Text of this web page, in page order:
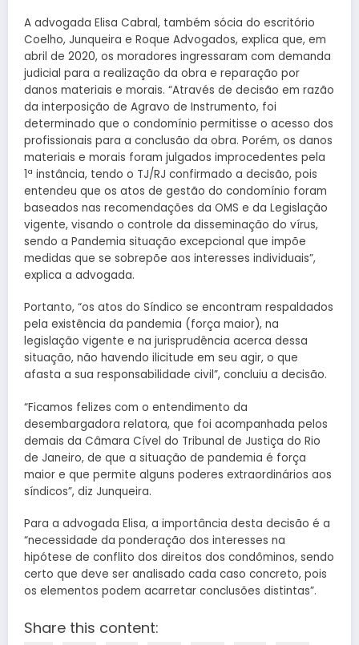
A advogada Elisa Cabral, também sócia do escritório
Coelho, Junqueira e Roque Advogados, explica que, em
abril de 2020, os moradores ingressaram com demanda
judicial para a realização da obra e reparação por
danos materiais e morais. “Através de decisão em razão
da interposição de Agravo de Instrumento, foi
determinado que o condomínio permitisse o acesso dos
profissionais para a conclusão da obra. Porém, os danos
materiais e morais foram julgados improcedentes pela
1ª instância, tendo o TJ/RJ confirmado a decisão, pois
entendeu que os atos de gestão do condomínio foram
baseados nas recomendações da OMS e da Legislação
vigente, visando o controle da disseminação do vírus,
sendo a Pandemia situação excepcional que impõe
medidas que se sobrepõe aos interesses individuais”,
explica a advogada.
Portanto, “os atos do Síndico se encontram respaldados
pela existência da pandemia (força maior), na
legislação vigente e na jurisprudência acerca dessa
situação, não havendo ilicitude em seu agir, o que
afasta a sua responsabilidade civil”, concluiu a decisão.
“Ficamos felizes com o entendimento da
desembargadora relatora, que foi acompanhada pelos
demais da Câmara Cível do Tribunal de Justiça do Rio
de Janeiro, de que a situação de pandemia é força
maior e que permite alguns poderes extraordinários aos
síndicos”, diz Junqueira.
Para a advogada Elisa, a importância desta decisão é a
“necessidade da ponderação dos interesses na
hipótese de conflito dos direitos dos condôminos, sendo
certo que deve ser analisado cada caso concreto, pois
os elementos podem acarretar conclusões distintas”.
Share this content: